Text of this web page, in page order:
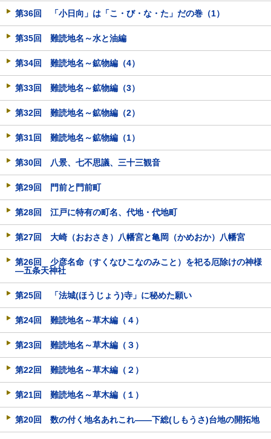
第36回 「小日向」は「こ・び・な・た」だの巻（1）
第35回 難読地名～水と油編
第34回 難読地名～鉱物編（4）
第33回 難読地名～鉱物編（3）
第32回 難読地名～鉱物編（2）
第31回 難読地名～鉱物編（1）
第30回 八景、七不思議、三十三観音
第29回 門前と門前町
第28回 江戸に特有の町名、代地・代地町
第27回 大崎（おおさき）八幡宮と亀岡（かめおか）八幡宮
第26回 少彦名命（すくなひこなのみこと）を祀る厄除けの神様
―五条天神社
第25回 「法城(ほうじょう)寺」に秘めた願い
第24回 難読地名～草木編（４）
第23回 難読地名～草木編（３）
第22回 難読地名～草木編（２）
第21回 難読地名～草木編（１）
第20回 数の付く地名あれこれ――下総(しもうさ)台地の開拓地